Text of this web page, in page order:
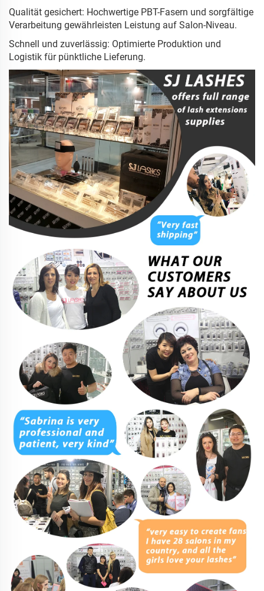
Qualität gesichert: Hochwertige PBT-Fasern und sorgfältige
Verarbeitung gewährleisten Leistung auf Salon-Niveau.
Schnell und zuverlässig: Optimierte Produktion und
Logistik für pünktliche Lieferung.